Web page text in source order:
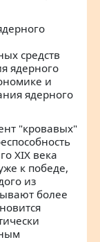
средств
ядерного
и
ядерного
"кровавых"
XIX века
к победе,
из
более